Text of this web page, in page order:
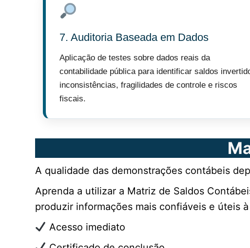
7. Auditoria Baseada em Dados
Aplicação de testes sobre dados reais da
contabilidade pública para identificar saldos
inconsistências, fragilidades de controle e riscos
fiscais.
A qualidade das demonstrações contábeis
Aprenda a utilizar a Matriz de Saldos
produzir informações mais confiáveis e úteis
Acesso imediato